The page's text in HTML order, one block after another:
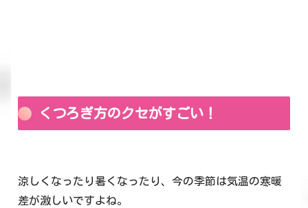
くつろぎ方のクセがすごい！
涼しくなったり暑くなったり、今の季節は気温の寒暖
差が激しいですよね。